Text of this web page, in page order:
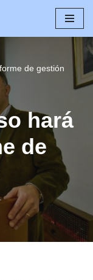
de gestión
hará
de